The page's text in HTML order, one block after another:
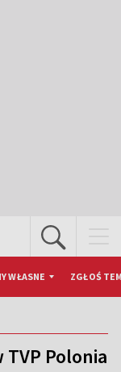
WŁASNE ZGŁOŚ
Polonia